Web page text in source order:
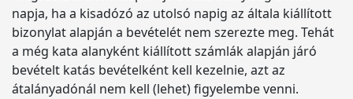
napja, ha a kisadózó az utolsó napig az általa kiállított
bizonylat alapján a bevételét nem szerezte meg. Tehát
a még kata alanyként kiállított számlák alapján járó
bevételt katás bevételként kell kezelnie, azt az
átalányadónál nem kell (lehet) figyelembe venni.